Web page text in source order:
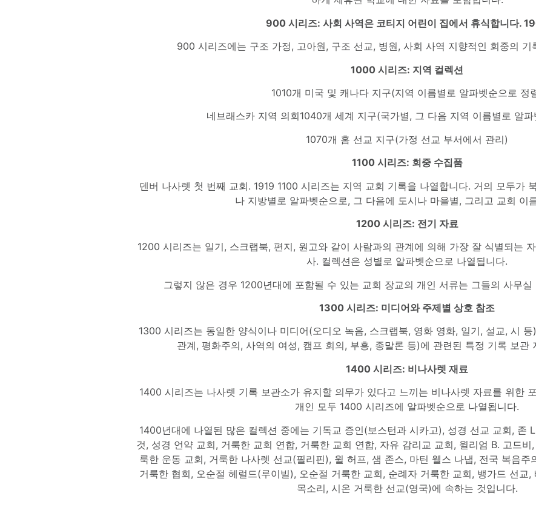
900 시리즈: 사회 사역은 코티지 어린이 집에서 휴식합니다.
900 시리즈에는 구조 가정, 고아원, 구조 선교, 병원, 사회 사역 지향적인 회중의 기
1000 시리즈: 지역 컬렉션
1010개 미국 및 캐나다 지구(지역 이름별로 알파벳순으로 정
네브래스카 지역 의회1040개 세계 지구(국가별, 그 다음 지역 이름별로 알
1070개 홈 선교 지구(가정 선교 부서에서 관리)
1100 시리즈: 회중 수집품
덴버 나사렛 첫 번째 교회. 1919 1100 시리즈는 지역 교회 기록을 나열합니다. 거의 모두가
나 지방별로 알파벳순으로, 그 다음에 도시나 마을별, 그리고 교회 이
1200 시리즈: 전기 자료
1200 시리즈는 일기, 스크랩북, 편지, 원고와 같이 사람과의 관계에 의해 가장 잘 식별되는
사. 컬렉션은 성별로 알파벳순으로 나열됩니다.
그렇지 않은 경우 1200년대에 포함될 수 있는 교회 장교의 개인 서류는 그들의 사무
1300 시리즈: 미디어와 주제별 상호 참조
1300 시리즈는 동일한 양식이나 미디어(오디오 녹음, 스크랩북, 영화 영화, 일기, 설교, 시
관계, 평화주의, 사역의 여성, 캠프 회의, 부흥, 종말론 등)에 관련된 특정 기록 보관
1400 시리즈: 비나사렛 재료
1400 시리즈는 나사렛 기록 보관소가 유지할 의무가 있다고 느끼는 비나사렛 자료를 위한
개인 모두 1400 시리즈에 알파벳순으로 나열됩니다.
1400년대에 나열된 많은 컬렉션 중에는 기독교 증인(보스턴과 시카고), 성경 선교 교회, 존
것, 성경 언약 교회, 거룩한 교회 연합, 거룩한 교회 연합, 자유 감리교 교회, 윌리엄 B. 고드
룩한 운동 교회, 거룩한 나사렛 선교(필리핀), 윌 허프, 샘 존스, 마틴 웰스 나냅, 전국 복음주
거룩한 협회, 오순절 헤럴드(루이빌), 오순절 거룩한 교회, 순례자 거룩한 교회, 뱅가드 선교
목소리, 시온 거룩한 선교(영국)에 속하는 것입니다.